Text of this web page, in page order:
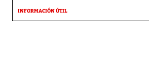
INFORMACIÓN ÚTIL